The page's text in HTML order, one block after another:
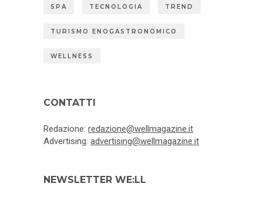
SPA TECNOLOGIA TREND
TURISMO ENOGASTRONOMICO
WELLNESS
CONTATTI
Redazione: redazione@wellmagazine.it
Advertising: advertising@wellmagazine.it
NEWSLETTER WE:LL